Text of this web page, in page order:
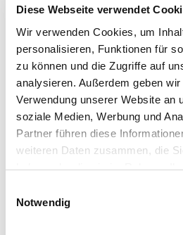
Diese Webseite verwendet
Wir verwenden Cookies, um
personalisieren, Funktionen für
zu können und die Zugriffe auf
analysieren. Außerdem geben
Verwendung unserer Website an
soziale Medien, Werbung und
Partner führen diese
weiteren Daten zusammen, die
haben oder die sie im Rahmen
Notwendig
Angebotsnummer
Ausstattungslinie
Verfügbar ab
Fahrzeugkategorie
Fahrzeugkategorie
Leistung